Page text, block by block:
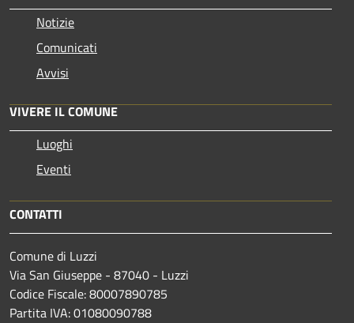
Notizie
Comunicati
Avvisi
VIVERE IL COMUNE
Luoghi
Eventi
CONTATTI
Comune di Luzzi
Via San Giuseppe - 87040 - Luzzi
Codice Fiscale: 80007890785
Partita IVA: 01080090788